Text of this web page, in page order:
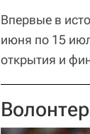
Впервые в
июня по 15
открытия и